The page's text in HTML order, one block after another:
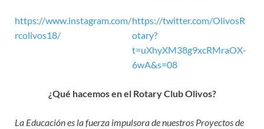
https://www.instagram.com/
rcolivos18/
https://twitter.com/OlivosR
otary?
t=uXhyXM38g9xcRMraOX-
6wA&s=08
¿Qué hacemos en el Rotary Club Olivos?
La Educación es la fuerza impulsora de nuestros Proyectos de